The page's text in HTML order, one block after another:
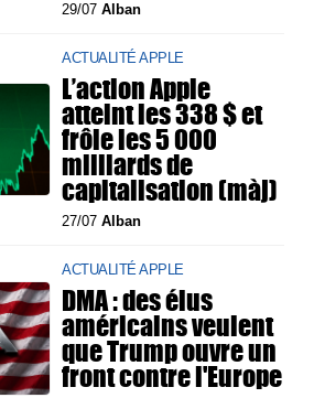
29/07Alban
ACTUALITÉ APPLE
L’action Apple
atteint les 338 $ et
frôle les 5 000
milliards de
capitalisation (màj)
27/07Alban
ACTUALITÉ APPLE
DMA : des élus
américains veulent
que Trump ouvre un
front contre l'Europe